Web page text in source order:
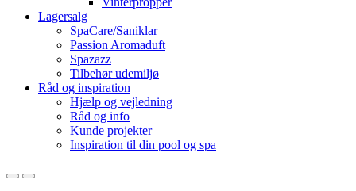
Lagersalg
SpaCare/Saniklar
Passion Aromaduft
Spazazz
Tilbehør udemiljø
Råd og inspiration
Hjælp og vejledning
Råd og info
Kunde projekter
Inspiration til din pool og spa
OpenClose